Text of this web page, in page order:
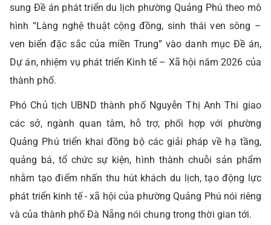
sung Đề án phát triển du lịch phường Quảng Phú theo mô
hình “Làng nghệ thuật cộng đồng, sinh thái ven sông –
ven biển đặc sắc của miền Trung” vào danh mục Đề án,
Dự án, nhiệm vụ phát triển Kinh tế – Xã hội năm 2026 của
thành phố.
Phó Chủ tịch UBND thành phố Nguyễn Thị Anh Thi giao
các sở, ngành quan tâm, hỗ trợ, phối hợp với phường
Quảng Phú triển khai đồng bộ các giải pháp về hạ tầng,
quảng bá, tổ chức sự kiện, hình thành chuỗi sản phẩm
nhằm tạo điểm nhấn thu hút khách du lịch, tạo động lực
phát triển kinh tế - xã hội của phường Quảng Phú nói riêng
và của thành phố Đà Nẵng nói chung trong thời gian tới.